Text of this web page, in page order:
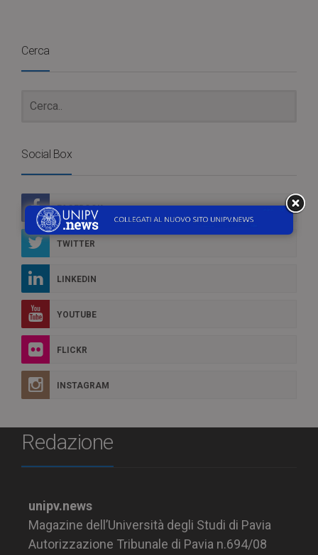
Cerca
Social Box
FACEBOOK
TWITTER
LINKEDIN
YOUTUBE
FLICKR
INSTAGRAM
Redazione
unipv.news
Magazine dell’Università degli Studi di Pavia
Autorizzazione Tribunale di Pavia n.694/08